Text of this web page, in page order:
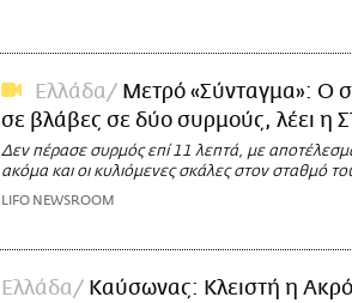
Ελλάδα
Μετρό «Σύνταγμα»: Ο
σε βλάβες σε δύο συρμούς, λέει η
Δεν πέρασε συρμός επί 11 λεπτά, με
ακόμα και οι κυλιόμενες σκάλες στον σταθμό
LIFO NEWSROOM
Ελλάδα
Καύσωνας: Κλειστή η